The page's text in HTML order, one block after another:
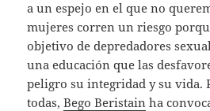
a un espejo en el que no
mujeres corren un riesgo
objetivo de depredadores
una educación que las
peligro su integridad y su vida.
todas,Bego Beristain ha